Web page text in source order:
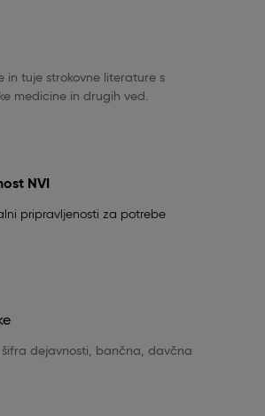
in tuje strokovne literature s
medicine in drugih ved.
NVI
pripravljenosti za potrebe
dejavnosti, bančna, davčna